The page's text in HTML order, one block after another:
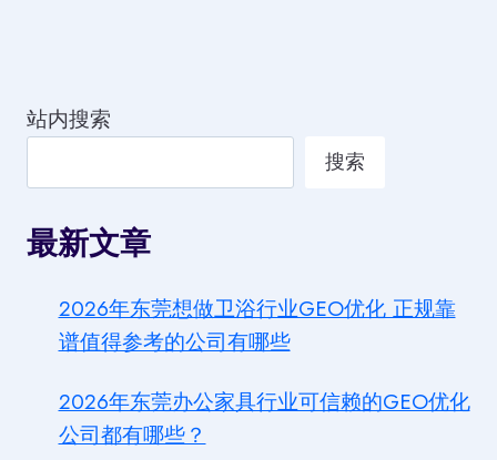
站内搜索
搜索
最新文章
2026年东莞想做卫浴行业GEO优化 正规靠
谱值得参考的公司有哪些
2026年东莞办公家具行业可信赖的GEO优化
公司都有哪些？